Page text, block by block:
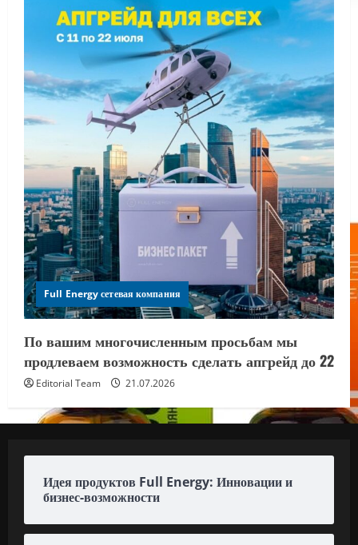
Full Energy сетевая компания
По вашим многочисленным просьбам мы
продлеваем возможность сделать апгрейд до 22
Editorial Team 21.07.2026
Идея продуктов Full Energy: Инновации и
бизнес-возможности